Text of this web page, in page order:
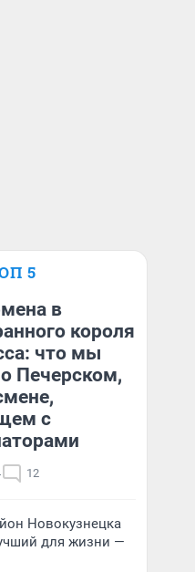
5
в
короля
что мы
Печерском,
с
12
Новокузнецка
для жизни —